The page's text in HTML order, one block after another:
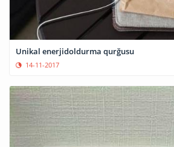
Unikal enerjidoldurma qurğusu
14-11-2017